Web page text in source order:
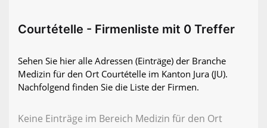
Courtételle - Firmenliste mit 0 Treffer
Sehen Sie hier alle Adressen (Einträge) der Branche
Medizin für den Ort Courtételle im Kanton Jura (JU).
Nachfolgend finden Sie die Liste der Firmen.
Keine Einträge im Bereich Medizin für den Ort